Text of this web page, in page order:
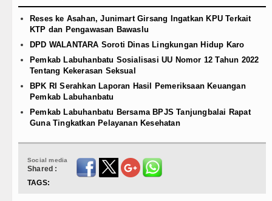
Reses ke Asahan, Junimart Girsang Ingatkan KPU Terkait
KTP dan Pengawasan Bawaslu
DPD WALANTARA Soroti Dinas Lingkungan Hidup Karo
Pemkab Labuhanbatu Sosialisasi UU Nomor 12 Tahun 2022
Tentang Kekerasan Seksual
BPK RI Serahkan Laporan Hasil Pemeriksaan Keuangan
Pemkab Labuhanbatu
Pemkab Labuhanbatu Bersama BPJS Tanjungbalai Rapat
Guna Tingkatkan Pelayanan Kesehatan
Social media
Shared :
TAGS: